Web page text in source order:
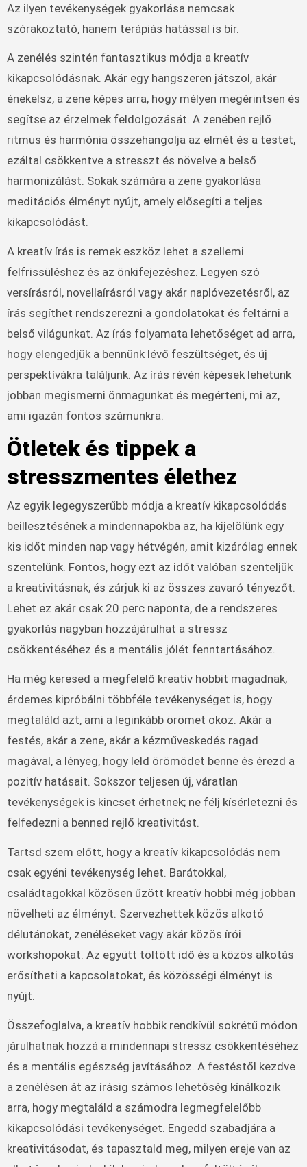
Az ilyen tevékenységek gyakorlása nemcsak
szórakoztató, hanem terápiás hatással is bír.
A zenélés szintén fantasztikus módja a kreatív
kikapcsolódásnak. Akár egy hangszeren játszol, akár
énekelsz, a zene képes arra, hogy mélyen megérintsen és
segítse az érzelmek feldolgozását. A zenében rejlő
ritmus és harmónia összehangolja az elmét és a testet,
ezáltal csökkentve a stresszt és növelve a belső
harmonizálást. Sokak számára a zene gyakorlása
meditációs élményt nyújt, amely elősegíti a teljes
kikapcsolódást.
A kreatív írás is remek eszköz lehet a szellemi
felfrissüléshez és az önkifejezéshez. Legyen szó
versírásról, novellaírásról vagy akár naplóvezetésről, az
írás segíthet rendszerezni a gondolatokat és feltárni a
belső világunkat. Az írás folyamata lehetőséget ad arra,
hogy elengedjük a bennünk lévő feszültséget, és új
perspektívákra találjunk. Az írás révén képesek lehetünk
jobban megismerni önmagunkat és megérteni, mi az,
ami igazán fontos számunkra.
Ötletek és tippek a
stresszmentes élethez
Az egyik legegyszerűbb módja a kreatív kikapcsolódás
beillesztésének a mindennapokba az, ha kijelölünk egy
kis időt minden nap vagy hétvégén, amit kizárólag ennek
szentelünk. Fontos, hogy ezt az időt valóban szenteljük
a kreativitásnak, és zárjuk ki az összes zavaró tényezőt.
Lehet ez akár csak 20 perc naponta, de a rendszeres
gyakorlás nagyban hozzájárulhat a stressz
csökkentéséhez és a mentális jólét fenntartásához.
Ha még keresed a megfelelő kreatív hobbit magadnak,
érdemes kipróbálni többféle tevékenységet is, hogy
megtaláld azt, ami a leginkább örömet okoz. Akár a
festés, akár a zene, akár a kézműveskedés ragad
magával, a lényeg, hogy leld örömödet benne és érezd a
pozitív hatásait. Sokszor teljesen új, váratlan
tevékenységek is kincset érhetnek; ne félj kísérletezni és
felfedezni a benned rejlő kreativitást.
Tartsd szem előtt, hogy a kreatív kikapcsolódás nem
csak egyéni tevékenység lehet. Barátokkal,
családtagokkal közösen űzött kreatív hobbi még jobban
növelheti az élményt. Szervezhettek közös alkotó
délutánokat, zenéléseket vagy akár közös írói
workshopokat. Az együtt töltött idő és a közös alkotás
erősítheti a kapcsolatokat, és közösségi élményt is
nyújt.
Összefoglalva, a kreatív hobbik rendkívül sokrétű módon
járulhatnak hozzá a mindennapi stressz csökkentéséhez
és a mentális egészség javításához. A festéstől kezdve
a zenélésen át az írásig számos lehetőség kínálkozik
arra, hogy megtaláld a számodra legmegfelelőbb
kikapcsolódási tevékenységet. Engedd szabadjára a
kreativitásodat, és tapasztald meg, milyen ereje van az